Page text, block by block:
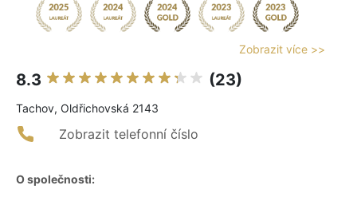
Zobrazit více >>
8.3 (23)
Tachov, Oldřichovská 2143
Zobrazit telefonní číslo
O společnosti: